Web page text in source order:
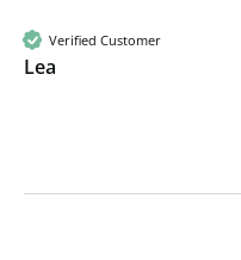
Verified Customer
Lea